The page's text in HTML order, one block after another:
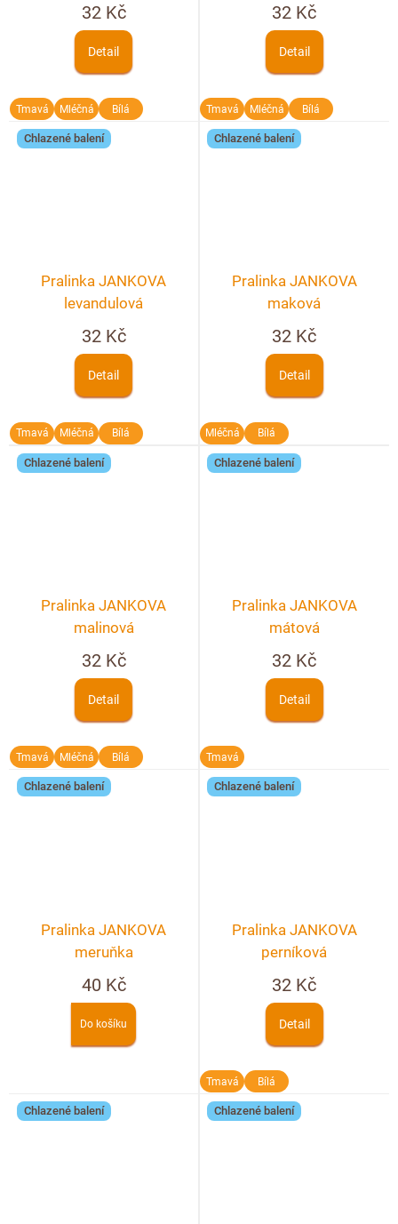
32 Kč
Detail
Tmavá Mléčná Bílá
32 Kč
Detail
Tmavá Mléčná Bílá
Chlazené balení
Pralinka JANKOVA
levandulová
32 Kč
Detail
Tmavá Mléčná Bílá
Chlazené balení
Pralinka JANKOVA
maková
32 Kč
Detail
Mléčná Bílá
Chlazené balení
Pralinka JANKOVA
malinová
32 Kč
Detail
Tmavá Mléčná Bílá
Chlazené balení
Pralinka JANKOVA
mátová
32 Kč
Detail
Tmavá
Chlazené balení
Pralinka JANKOVA
meruňka
40 Kč
Do košíku
Chlazené balení
Pralinka JANKOVA
perníková
32 Kč
Detail
Tmavá Bílá
Chlazené balení Chlazené balení